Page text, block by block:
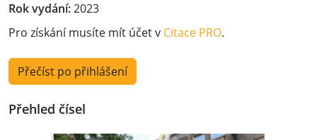
Rok vydání:2023
Pro získání musíte mít účet v Citace PRO.
Přečíst po přihlášení
Přehled čísel